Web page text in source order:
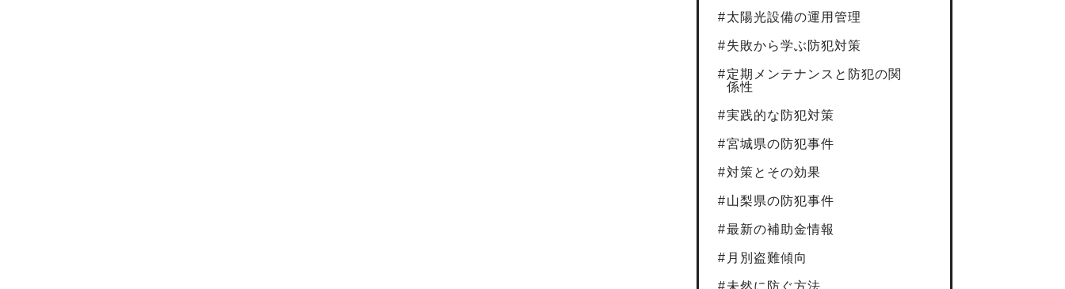
太陽光設備の運用管理
失敗から学ぶ防犯対策
定期メンテナンスと防犯の関
係性
実践的な防犯対策
宮城県の防犯事件
対策とその効果
山梨県の防犯事件
最新の補助金情報
月別盗難傾向
未然に防ぐ方法